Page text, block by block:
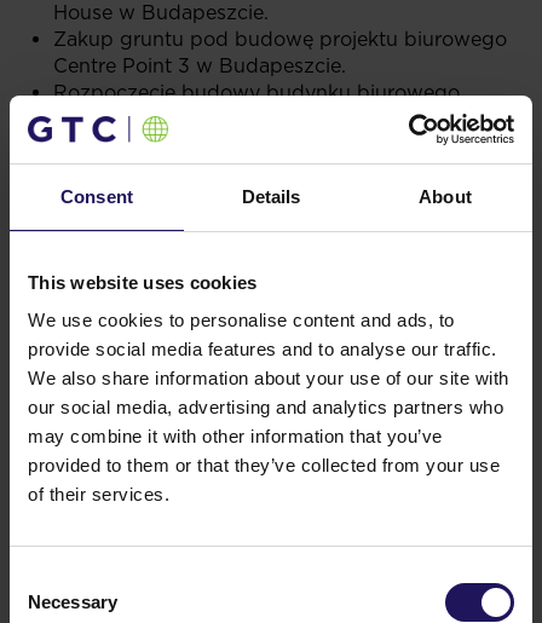
Consent Details About
This website uses cookies
We use cookies to personalise content and ads, to
provide social media features and to analyse our traffic.
We also share information about your use of our site with
our social media, advertising and analytics partners who
may combine it with other information that you’ve
provided to them or that they’ve collected from your use
of their services.
Selection
Necessary
House w Budapeszcie.
Zakup gruntu pod budowę projektu biurowego
Centre Point 3 w Budapeszcie.
Rozpoczęcie budowy budynku biurowego
Advance Business Center II (Sofia).
Dwie nagrody CIJ AWARDS Hunagry 2018
Best Office Development -
GTC White House
Leading Female Property Professional - Bori
GTC Serbia zdobyło cztery nagrody podczas gali
Best Overall Commercial Developer
Best Future Development
Best Retail Lease
Best Office Deal of the year
GTC White House uzyskał certyfikat LEED
na najwyższym poziomie Platinum.
Galeria Północna otrzymała certyfikat LEED Gold.
BREEAM In-Use “Excellent”.
w kategorii Office Developer – Hungarian &